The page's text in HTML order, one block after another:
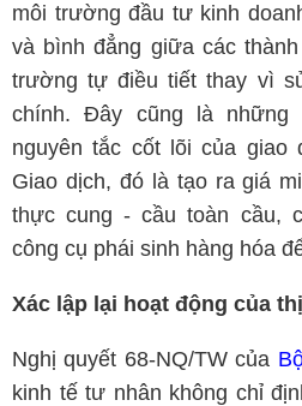
môi trường đầu tư kinh
và bình đẳng giữa các
trường tự điều tiết thay vì
chính. Đây cũng là
nguyên tắc cốt lõi của giao
Giao dịch, đó là tạo ra giá
thực cung - cầu toàn cầu,
công cụ phái sinh hàng hóa
Xác lập lại hoạt động của
Nghị quyết 68-NQ/TW của
kinh tế tư nhân không chỉ